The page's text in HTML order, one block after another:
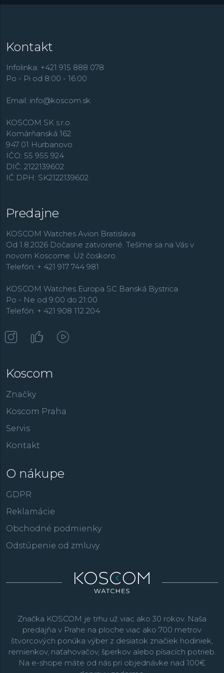
strojky, ale v ponuke má aj mechanické hodinky s
Kontakt
Infolinka: +421 915 888 078
Po - Pi od 8:00 - 16:00
Email: info@koscom.sk
KOSCOM SK s.r.o.
Komárňanská 162
947 01 Hurbanovo
IČO: 55 955 924
DIČ: 2122139602
IČ DPH: SK2122139602
Predajne
KOSCOM Watches Avion Bratislava
Od 1.8.2026 Dočasne zatvorené. Tešíme sa na Vás v
novom Koscome. Už čoskoro.
Telefón: + 421 917 744 981
KOSCOM Watches Europa SC Banská Bystrica
Po - Ne od 9:00 do 21:00
Telefón: + 421 908 112 204
Koscom
Značky
Koscom Praha
Servis
Kontakt
O nákupe
GDPR
Reklamácie
Obchodné podmienky
Odstúpenie od zmluvy
Značka KOSCOM je trhu už viac ako 30 rokov. Naša
predajňa v Prahe na ploche viac ako 700 metrov
štvorcových ponúka výber z desiatok značiek hodiniek,
remienkov, naťahovačov, šperkov alebo písacích potrieb.
Na e-shope máte od nás pri objednávke nad 100€